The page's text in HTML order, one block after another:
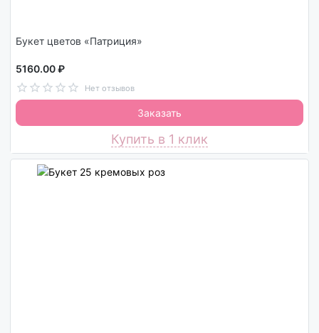
Букет цветов «Патриция»
5160.00 ₽
Нет отзывов
Заказать
Купить в 1 клик